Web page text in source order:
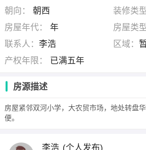
朝向：
朝西 装修类型
房屋年代：
年 房屋类型
联系人：李浩 区域：
产权年限：
已满五年
房源描述
房屋紧邻双河小学，大农贸市场，地处转盘
便。
李浩 (个人发布)